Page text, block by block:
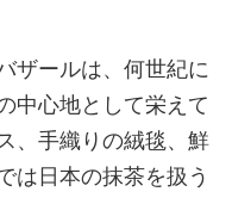
ザールは、何世紀に
中心地として栄えて
、手織りの絨毯、鮮
は日本の抹茶を扱う